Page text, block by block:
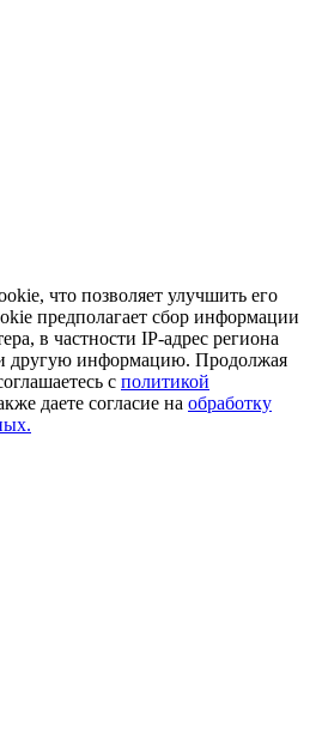
что позволяет улучшить его
предполагает сбор информации
в частности IP-адрес региона
другую информацию. Продолжая
с политикой
даете согласие на обработку